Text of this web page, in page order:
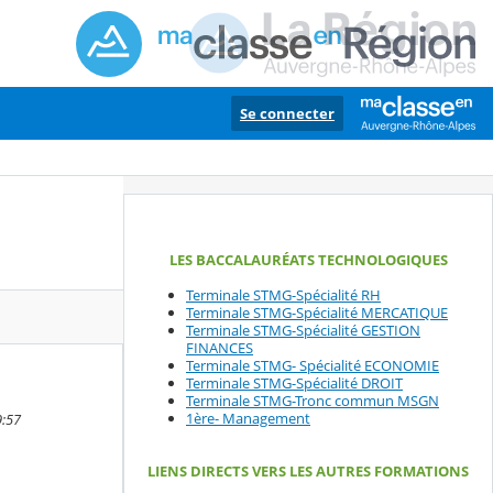
Se connecter
LES BACCALAURÉATS TECHNOLOGIQUES
Terminale STMG-Spécialité RH
Terminale STMG-Spécialité MERCATIQUE
Terminale STMG-Spécialité GESTION
FINANCES
Terminale STMG- Spécialité ECONOMIE
Terminale STMG-Spécialité DROIT
Terminale STMG-Tronc commun MSGN
1ère- Management
LIENS DIRECTS VERS LES AUTRES FORMATIONS